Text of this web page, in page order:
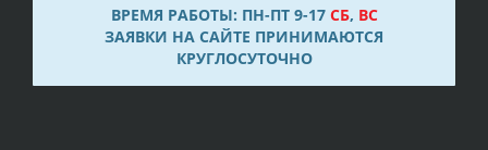
ВРЕМЯ РАБОТЫ: ПН-ПТ 9-17 СБ, ВС
ЗАЯВКИ НА САЙТЕ ПРИНИМАЮТСЯ
КРУГЛОСУТОЧНО